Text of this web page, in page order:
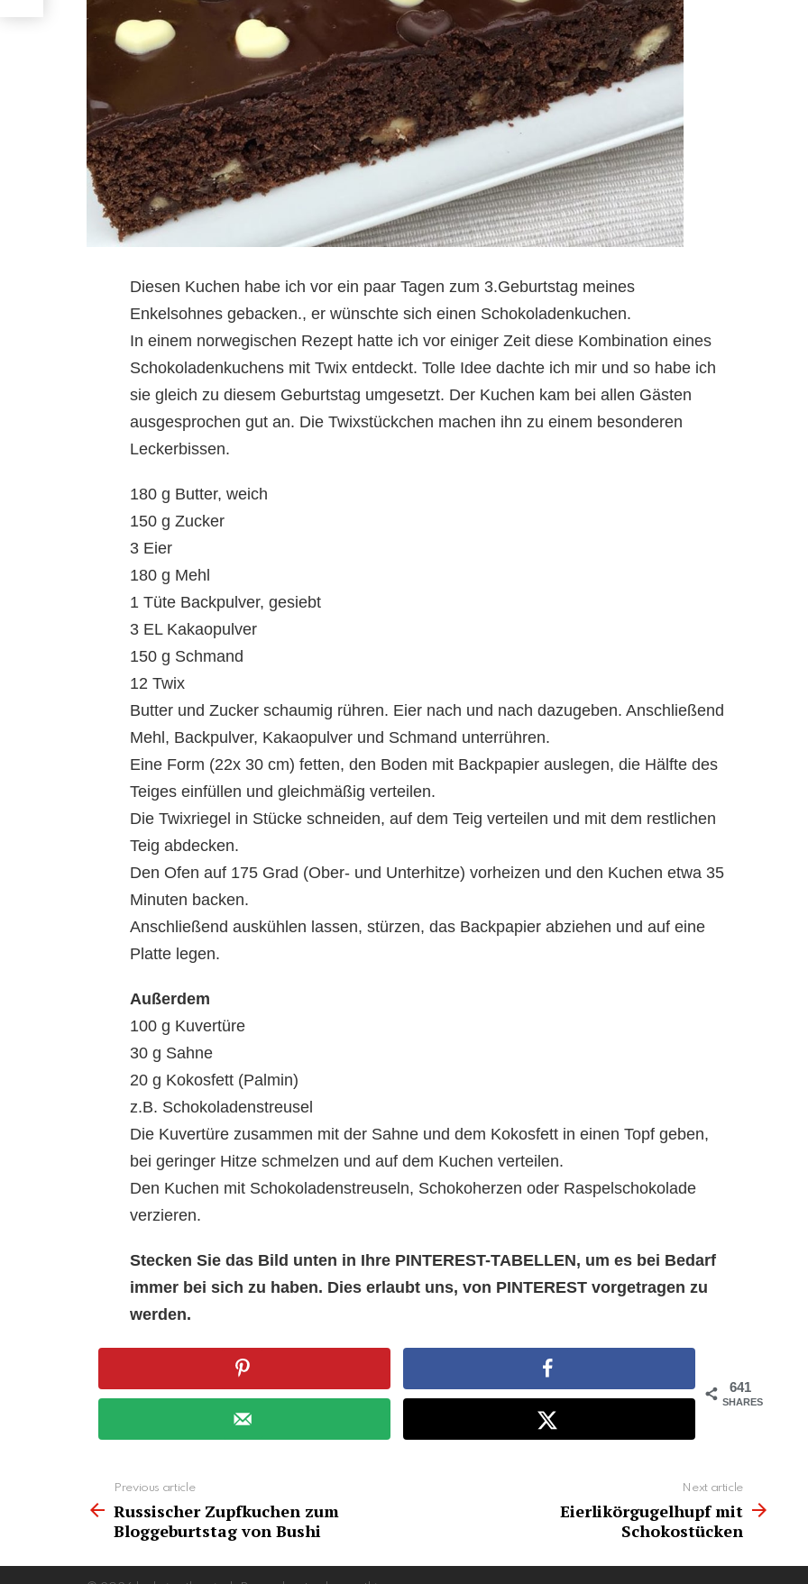
Diesen Kuchen habe ich vor ein paar Tagen zum 3.Geburtstag meines
Enkelsohnes gebacken., er wünschte sich einen Schokoladenkuchen.
In einem norwegischen Rezept hatte ich vor einiger Zeit diese Kombination eines
Schokoladenkuchens mit Twix entdeckt. Tolle Idee dachte ich mir und so habe ich
sie gleich zu diesem Geburtstag umgesetzt. Der Kuchen kam bei allen Gästen
ausgesprochen gut an. Die Twixstückchen machen ihn zu einem besonderen
Leckerbissen.
180 g Butter, weich
150 g Zucker
3 Eier
180 g Mehl
1 Tüte Backpulver, gesiebt
3 EL Kakaopulver
150 g Schmand
12 Twix
Butter und Zucker schaumig rühren. Eier nach und nach dazugeben. Anschließend
Mehl, Backpulver, Kakaopulver und Schmand unterrühren.
Eine Form (22x 30 cm) fetten, den Boden mit Backpapier auslegen, die Hälfte des
Teiges einfüllen und gleichmäßig verteilen.
Die Twixriegel in Stücke schneiden, auf dem Teig verteilen und mit dem restlichen
Teig abdecken.
Den Ofen auf 175 Grad (Ober- und Unterhitze) vorheizen und den Kuchen etwa 35
Minuten backen.
Anschließend auskühlen lassen, stürzen, das Backpapier abziehen und auf eine
Platte legen.
Außerdem
100 g Kuvertüre
30 g Sahne
20 g Kokosfett (Palmin)
z.B. Schokoladenstreusel
Die Kuvertüre zusammen mit der Sahne und dem Kokosfett in einen Topf geben,
bei geringer Hitze schmelzen und auf dem Kuchen verteilen.
Den Kuchen mit Schokoladenstreuseln, Schokoherzen oder Raspelschokolade
verzieren.
Stecken Sie das Bild unten in Ihre PINTEREST-TABELLEN, um es bei Bedarf
immer bei sich zu haben. Dies erlaubt uns, von PINTEREST vorgetragen zu
werden.
641
SHARES
more
Previous article
Russischer Zupfkuchen zum
Bloggeburtstag von Bushi
Next article
Eierlikörgugelhupf mit
Schokostücken